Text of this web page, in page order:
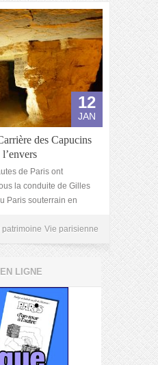
12
JAN
des Capucins
de Paris ont
la conduite de Gilles
Paris souterrain en
Vie parisienne
LIGNE